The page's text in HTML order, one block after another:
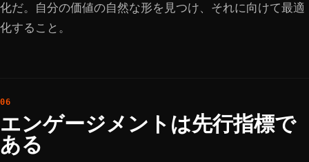
化だ。自分の価値の自然な形を見つけ、それに向けて最適
化すること。
エンゲージメントは先行指標で
ある